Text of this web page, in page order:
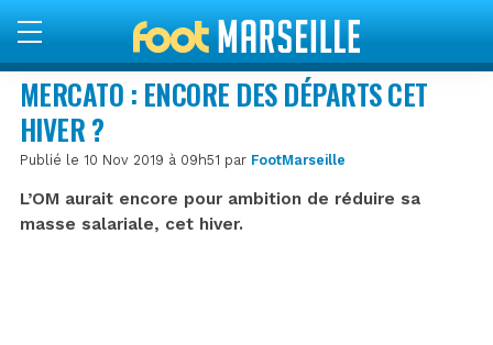
MERCATO : ENCORE DES DÉPARTS CET
HIVER ?
Publié le 10 Nov 2019 à 09h51 par FootMarseille
L’OM aurait encore pour ambition de réduire sa
masse salariale, cet hiver.